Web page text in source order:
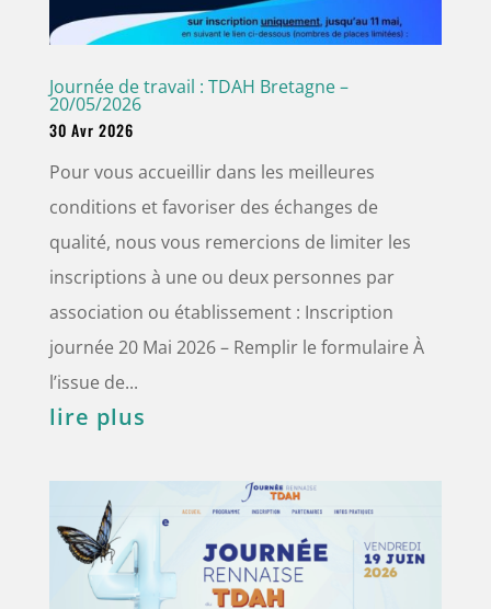
Journée de travail : TDAH Bretagne –
20/05/2026
30 Avr 2026
Pour vous accueillir dans les meilleures
conditions et favoriser des échanges de
qualité, nous vous remercions de limiter les
inscriptions à une ou deux personnes par
association ou établissement : Inscription
journée 20 Mai 2026 – Remplir le formulaire À
l’issue de...
lire plus